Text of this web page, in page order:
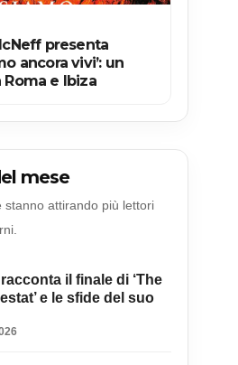
presenta
ancora vivi’: un
e Ibiza
mese
stanno attirando più lettori
il finale di ‘The
e le sfide del suo